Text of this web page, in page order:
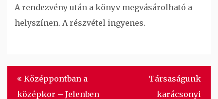
A rendezvény után a könyv megvásárolható a
helyszínen. A részvétel ingyenes.
Bejegyzés
navigáció
Középpontban a
középkor – Jelenben
Társaságunk
karácsonyi